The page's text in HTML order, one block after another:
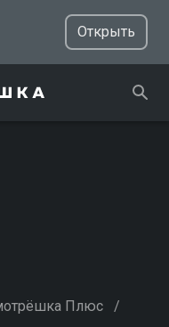
Открыть
Плюс /